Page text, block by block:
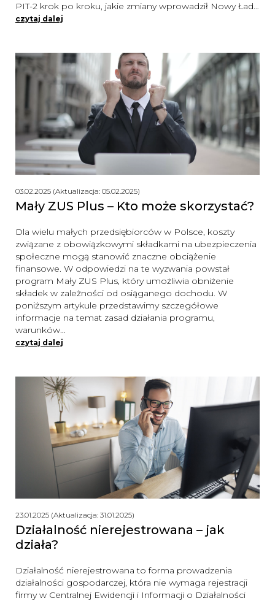
PIT-2 krok po kroku, jakie zmiany wprowadził Nowy Ład…
czytaj dalej
03.02.2025 (Aktualizacja: 05.02.2025)
Mały ZUS Plus – Kto może skorzystać?
Dla wielu małych przedsiębiorców w Polsce, koszty
związane z obowiązkowymi składkami na ubezpieczenia
społeczne mogą stanowić znaczne obciążenie
finansowe. W odpowiedzi na te wyzwania powstał
program Mały ZUS Plus, który umożliwia obniżenie
składek w zależności od osiąganego dochodu. W
poniższym artykule przedstawimy szczegółowe
informacje na temat zasad działania programu,
warunków…
czytaj dalej
23.01.2025 (Aktualizacja: 31.01.2025)
Działalność nierejestrowana – jak
działa?
Działalność nierejestrowana to forma prowadzenia
działalności gospodarczej, która nie wymaga rejestracji
firmy w Centralnej Ewidencji i Informacji o Działalności